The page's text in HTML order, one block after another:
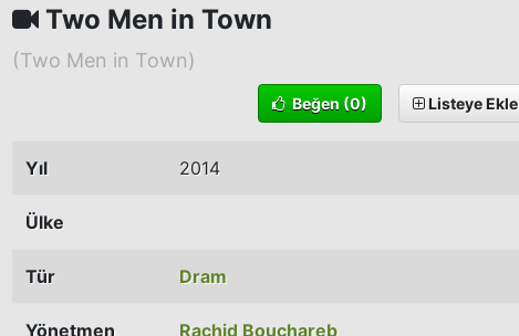
Two Men in Town
(Two Men in Town)
Beğen (0) Listeye Ekle
Yıl 2014
Ülke
Tür Dram
Yönetmen Rachid Bouchareb